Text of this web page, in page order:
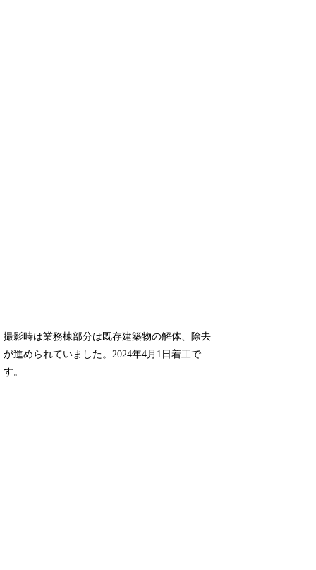
撮影時は業務棟部分は既存建築物の解体、除去
が進められていました。2024年4月1日着工で
す。